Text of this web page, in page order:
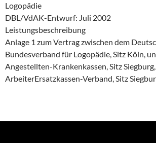
Logopädie
DBL/VdAK-Entwurf: Juli 2002
Leistungsbeschreibung
Anlage 1 zum Vertrag zwischen dem
Bundesverband für Logopädie, Sitz Köln,
Angestellten-Krankenkassen, Sitz
ArbeiterErsatzkassen-Verband, Sitz